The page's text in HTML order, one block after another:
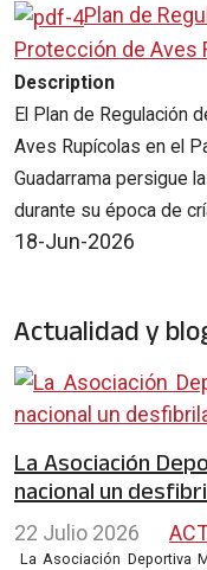
Plan de
Protección de Aves
Description
El Plan de Regulación
Aves Rupícolas en el
Guadarrama persigue
durante su época de
18-Jun-2026
Actualidad y
La Asociación
nacional un
22 Julio 2026
La Asociación Deportiva